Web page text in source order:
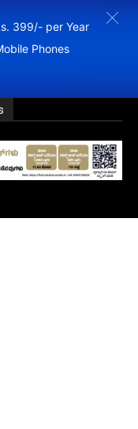
399/- per Year
Phones